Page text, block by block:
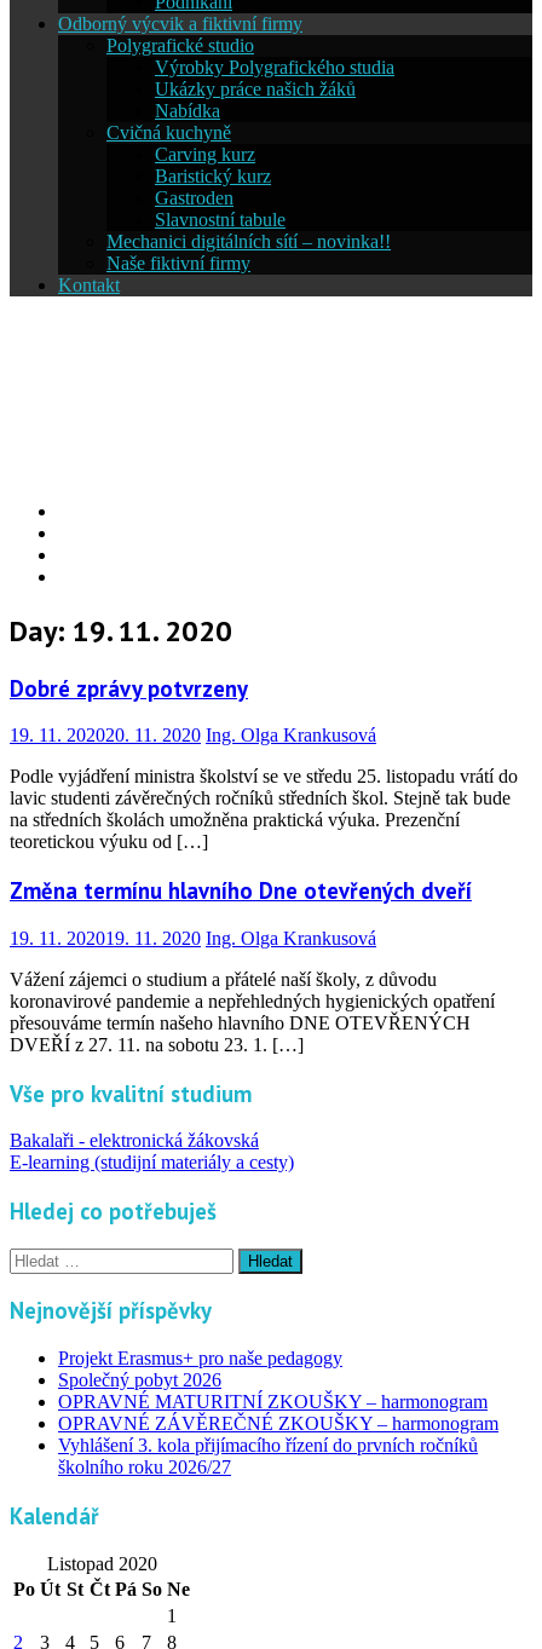
Odborný výcvik a fiktivní firmy
Polygrafické studio
Výrobky Polygrafického studia
Ukázky práce našich žáků
Nabídka
Cvičná kuchyně
Carving kurz
Baristický kurz
Gastroden
Slavnostní tabule
Mechanici digitálních sítí – novinka!!
Naše fiktivní firmy
Kontakt
Day: 19. 11. 2020
Dobré zprávy potvrzeny
19. 11. 202020. 11. 2020 Ing. Olga Krankusová
Podle vyjádření ministra školství se ve středu 25. listopadu vrátí do
lavic studenti závěrečných ročníků středních škol. Stejně tak bude
na středních školách umožněna praktická výuka. Prezenční
teoretickou výuku od […]
Změna termínu hlavního Dne otevřených dveří
19. 11. 202019. 11. 2020 Ing. Olga Krankusová
Vážení zájemci o studium a přátelé naší školy, z důvodu
koronavirové pandemie a nepřehledných hygienických opatření
přesouváme termín našeho hlavního DNE OTEVŘENÝCH
DVEŘÍ z 27. 11. na sobotu 23. 1. […]
Vše pro kvalitní studium
Bakalaři - elektronická žákovská
E-learning (studijní materiály a cesty)
Hledej co potřebuješ
Vyhledávání
Nejnovější příspěvky
Projekt Erasmus+ pro naše pedagogy
Společný pobyt 2026
OPRAVNÉ MATURITNÍ ZKOUŠKY – harmonogram
OPRAVNÉ ZÁVĚREČNÉ ZKOUŠKY – harmonogram
Vyhlášení 3. kola přijímacího řízení do prvních ročníků
školního roku 2026/27
Kalendář
Listopad 2020
Po Út St Čt Pá So Ne
1
2
3 4 5 6 7 8